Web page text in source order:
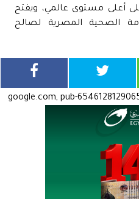
أعلى مستوى عالمي، ويفتح
الصحية المصرية لصالح
google.com, pub-